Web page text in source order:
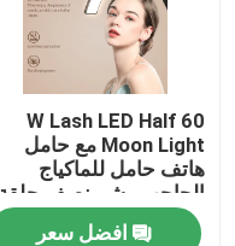
60 W Lash LED Half
Moon Light مع حامل
هاتف حامل للماكياج
الحاجب وشم نصف حلقة
مصباح
افضل سعر